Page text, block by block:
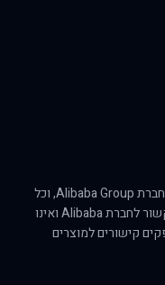
הסימן AliExpress הוא סימן מסחר רשום של חברת Alibaba Group, וכל
הזכויות הנוגעות לו שמורות לה. אתר זה אינו קשור לחברת Alibaba ואינו
קישורים למוצרים